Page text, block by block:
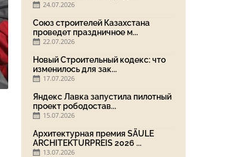
24.07.2026
Союз строителей Казахстана
проведет праздничное м...
22.07.2026
Новый Строительный кодекс: что
изменилось для зак...
17.07.2026
Яндекс Лавка запустила пилотный
проект рободостав...
15.07.2026
Архитектурная премия SÄULE
ARCHITEKTURPREIS 2026 ...
13.07.2026